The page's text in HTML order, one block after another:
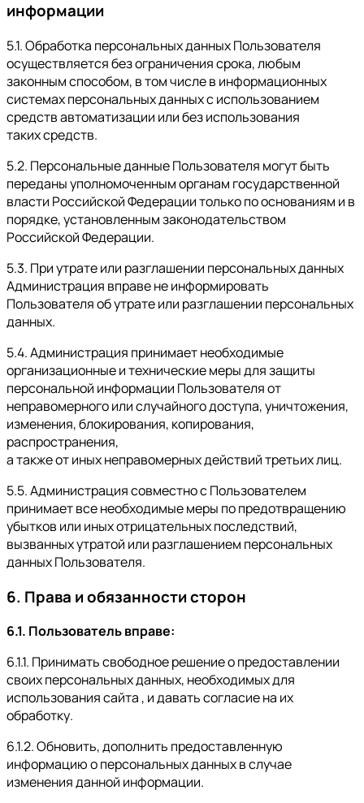
информации
5.1. Обработка персональных данных Пользователя
осуществляется без ограничения срока, любым
законным способом, в том числе в информационных
системах персональных данных с использованием
средств автоматизации или без использования
таких средств.
5.2. Персональные данные Пользователя могут быть
переданы уполномоченным органам государственной
власти Российской Федерации только по основаниям и в
порядке, установленным законодательством
Российской Федерации.
5.3. При утрате или разглашении персональных данных
Администрация вправе не информировать
Пользователя об утрате или разглашении персональных
данных.
5.4. Администрация принимает необходимые
организационные и технические меры для защиты
персональной информации Пользователя от
неправомерного или случайного доступа, уничтожения,
изменения, блокирования, копирования,
распространения,
а также от иных неправомерных действий третьих лиц.
5.5. Администрация совместно с Пользователем
принимает все необходимые меры по предотвращению
убытков или иных отрицательных последствий,
вызванных утратой или разглашением персональных
данных Пользователя.
6. Права и обязанности сторон
6.1. Пользователь вправе:
6.1.1. Принимать свободное решение о предоставлении
своих персональных данных, необходимых для
использования сайта , и давать согласие на их
обработку.
6.1.2. Обновить, дополнить предоставленную
информацию о персональных данных в случае
изменения данной информации.